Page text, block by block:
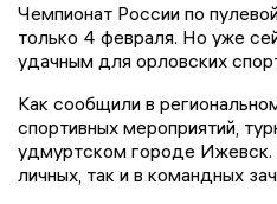
Чемпионат России по
только 4 февраля. Но уже
удачным для орловских
Как сообщили в
спортивных мероприятий,
удмуртском городе
личных, так и в командных